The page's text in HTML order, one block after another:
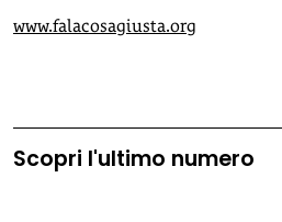
www.falacosagiusta.org
Scopri l'ultimo numero